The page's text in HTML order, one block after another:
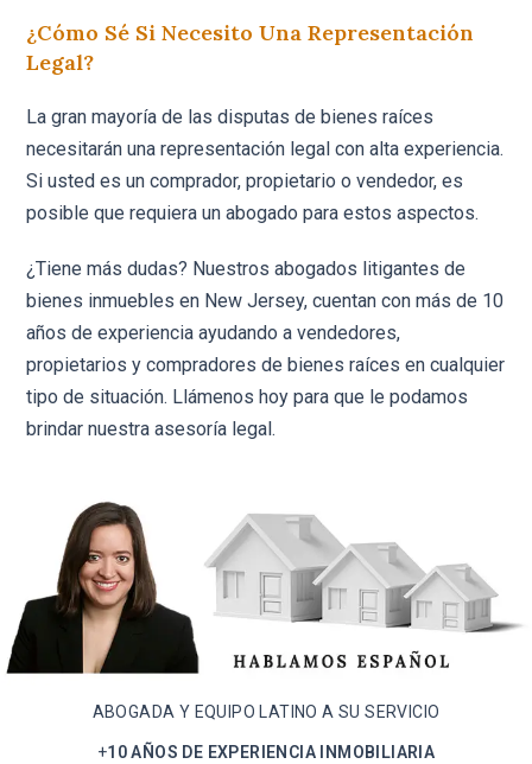
¿Cómo Sé Si Necesito Una Representación
Legal?
La gran mayoría de las disputas de bienes raíces
necesitarán una representación legal con alta experiencia.
Si usted es un comprador, propietario o vendedor, es
posible que requiera un abogado para estos aspectos.
¿Tiene más dudas? Nuestros abogados litigantes de
bienes inmuebles en New Jersey, cuentan con más de 10
años de experiencia ayudando a vendedores,
propietarios y compradores de bienes raíces en cualquier
tipo de situación. Llámenos hoy para que le podamos
brindar nuestra asesoría legal.
ABOGADA Y EQUIPO LATINO A SU SERVICIO
+10 AÑOS DE EXPERIENCIA INMOBILIARIA